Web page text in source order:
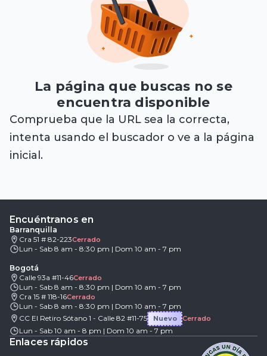
La página que buscas no se
encuentra disponible
Comprueba que la URL sea la correcta,
intenta usando el buscador o ve a la página
inicial.
Encuéntranos en
Barranquilla
Cra 51 # 82-223Cerrado
Lun - Sab 8 am - 8:30 pm | Dom 10 am - 7 pm
Bogotá
Calle 93a #11-46Cerrado
Lun - Sab 8 am - 8:30 pm | Dom 10 am - 7 pm
Cra 15 # 118-16Cerrado
Lun - Sab 8 am - 8:30 pm | Dom 10 am - 7 pm
CC El Retiro Sótano 1 - Calle 82 #11-75
Nuevo Cerrado
Lun - Sab 10 am - 8 pm | Dom 10 am - 7 pm
Enlaces rápidos